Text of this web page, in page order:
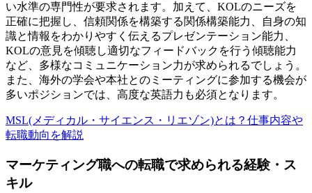
い水準の専門性が要求されます。加えて、KOLのニーズを
正確に把握し、信頼関係を構築する関係構築能力、自身の知
識と情報をわかりやすく伝えるプレゼンテーション能力、
KOLの意見を傾聴し適切なフィードバックを行う傾聴能力
など、多様なコミュニケーション力が求められるでしょう。
また、海外の学会や本社とのミーティングに参加する機会が
多いポジションでは、高度な英語力も必須となります。
MSL(メディカル・サイエンス・リエゾン)とは？仕事内容や
転職動向を解説
マーケティング職への転職で求められる経験・ス
キル